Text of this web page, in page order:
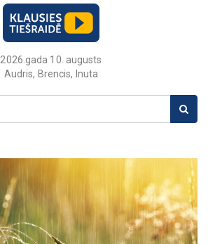
2026.gada 10. augusts
Audris, Brencis, Inuta